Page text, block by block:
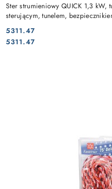
Ster strumieniowy QUICK 1,3 kW,
sterującym, tunelem,
Cena:
5311.47
Cena:
5311.47